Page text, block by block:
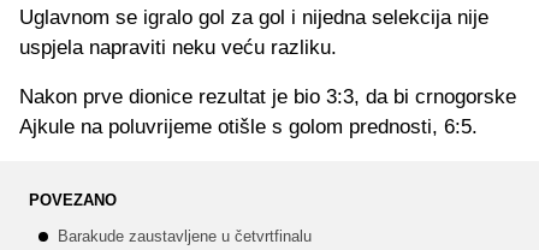
Uglavnom se igralo gol za gol i nijedna selekcija nije
uspjela napraviti neku veću razliku.
Nakon prve dionice rezultat je bio 3:3, da bi crnogorske
Ajkule na poluvrijeme otišle s golom prednosti, 6:5.
POVEZANO
Barakude zaustavljene u četvrtfinalu